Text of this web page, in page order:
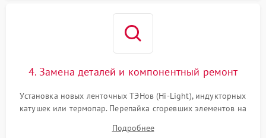
4. Замена деталей и компонентный ремонт
Установка новых ленточных ТЭНов (Hi-Light), индукторных
катушек или термопар. Перепайка сгоревших элементов на
дорожек. Очистка контактов и замена поврежденной
Подробнее